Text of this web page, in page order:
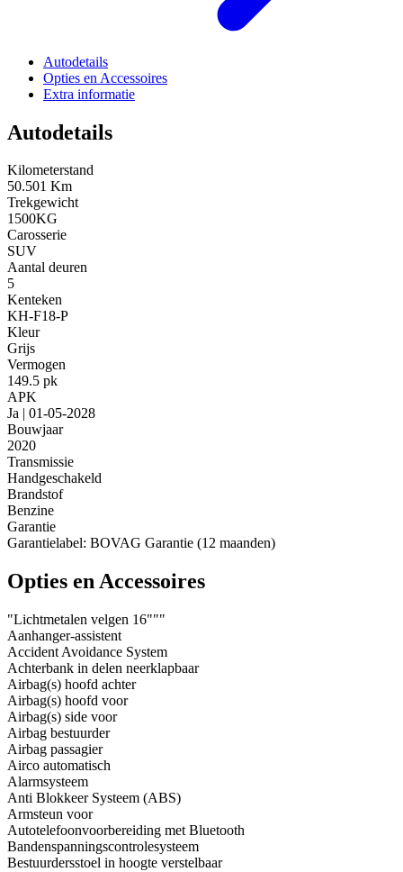
Autodetails
Opties en Accessoires
Extra informatie
Autodetails
Kilometerstand
50.501 Km
Trekgewicht
1500KG
Carosserie
SUV
Aantal deuren
5
Kenteken
KH-F18-P
Kleur
Grijs
Vermogen
149.5 pk
APK
Ja | 01-05-2028
Bouwjaar
2020
Transmissie
Handgeschakeld
Brandstof
Benzine
Garantie
Garantielabel: BOVAG Garantie (12 maanden)
Opties en Accessoires
"Lichtmetalen velgen 16"""
Aanhanger-assistent
Accident Avoidance System
Achterbank in delen neerklapbaar
Airbag(s) hoofd achter
Airbag(s) hoofd voor
Airbag(s) side voor
Airbag bestuurder
Airbag passagier
Airco automatisch
Alarmsysteem
Anti Blokkeer Systeem (ABS)
Armsteun voor
Autotelefoonvoorbereiding met Bluetooth
Bandenspanningscontrolesysteem
Bestuurdersstoel in hoogte verstelbaar